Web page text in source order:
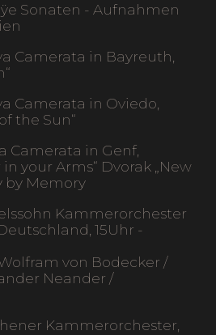
Sonaten - Aufnahmen
Camerata in Bayreuth,
Camerata in Oviedo,
the Sun“
Camerata in Genf,
your Arms“ Dvorak „New
by Memory
Kammerorchester
15Uhr -
von Bodecker /
Neander /
Kammerorchester,